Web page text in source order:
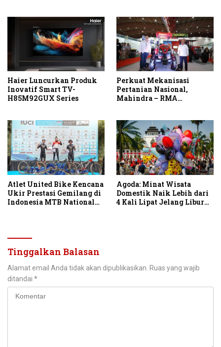
di Asia
Haier Luncurkan Produk
Inovatif Smart TV-
H85M92GUX Series
Perkuat Mekanisasi
Pertanian Nasional,
Mahindra – RMA
Tingkatkan Produktivitas
Petani Indonesia
Atlet United Bike Kencana
Ukir Prestasi Gemilang di
Indonesia MTB National
Agoda: Minat Wisata
Domestik Naik Lebih dari
4 Kali Lipat Jelang Libur
Tinggalkan Balasan
Alamat email Anda tidak akan dipublikasikan. Ruas yang wajib
ditandai *